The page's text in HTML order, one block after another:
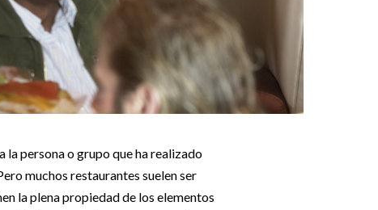
persona o grupo que ha realizado
muchos restaurantes suelen ser
la plena propiedad de los elementos